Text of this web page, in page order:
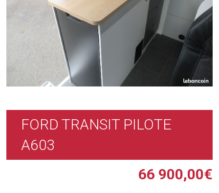
FORD TRANSIT PILOTE
A603
66 900,00€